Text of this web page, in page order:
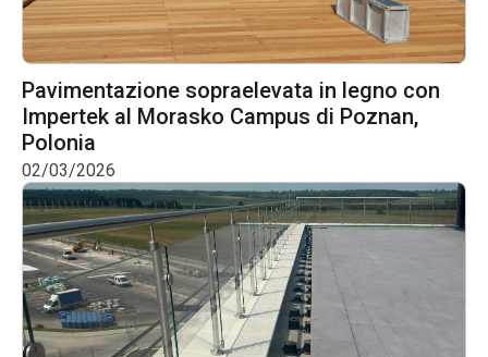
Pavimentazione sopraelevata in legno con
Impertek al Morasko Campus di Poznan,
Polonia
02/03/2026